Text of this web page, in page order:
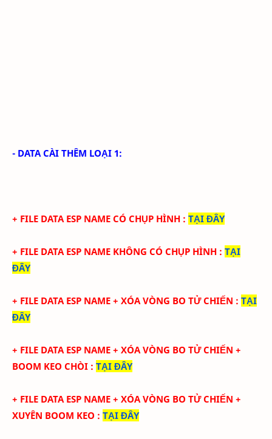
- DATA CÀI THÊM LOẠI 1:
+ FILE DATA ESP NAME CÓ CHỤP HÌNH : TẠI ĐÂY
+ FILE DATA ESP NAME KHÔNG CÓ CHỤP HÌNH : TẠI
ĐÂY
+ FILE DATA ESP NAME + XÓA VÒNG BO TỬ CHIẾN : TẠI
ĐÂY
+ FILE DATA ESP NAME + XÓA VÒNG BO TỬ CHIẾN +
BOOM KEO CHÒI : TẠI ĐÂY
+ FILE DATA ESP NAME + XÓA VÒNG BO TỬ CHIẾN +
XUYÊN BOOM KEO : TẠI ĐÂY